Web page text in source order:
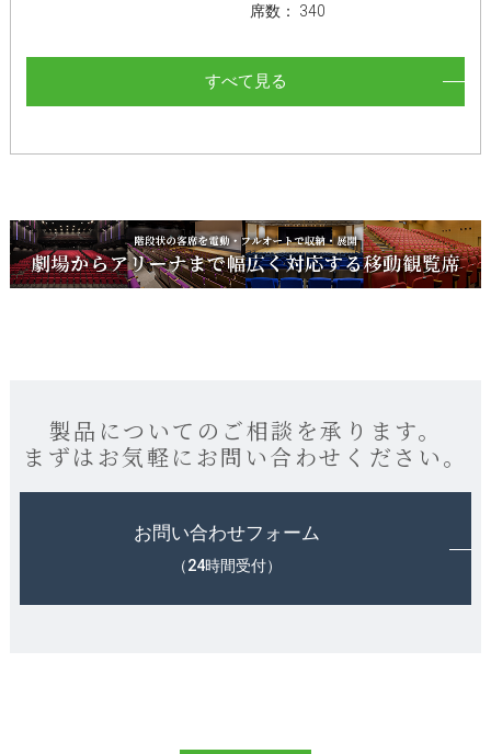
席数： 340
すべて見る
製品についてのご相談を承ります。
まずはお気軽にお問い合わせください。
お問い合わせフォーム
（24時間受付）